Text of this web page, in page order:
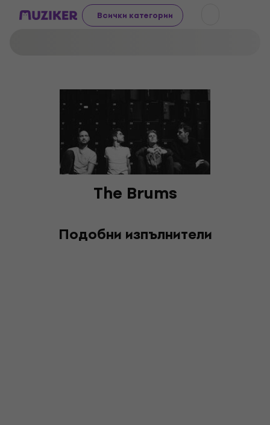
Всички категории
The Brums
Подобни изпълнители